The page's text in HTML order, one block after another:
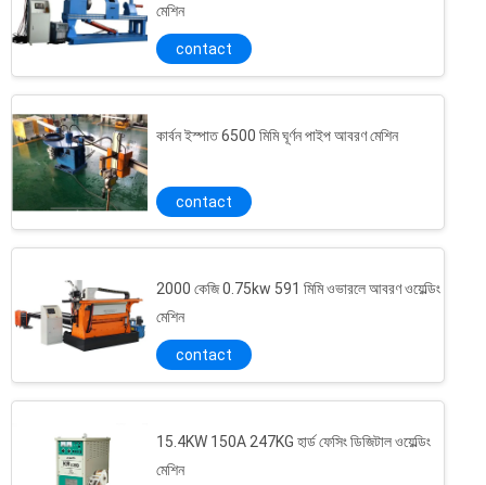
মেশিন
contact
কার্বন ইস্পাত 6500 মিমি ঘূর্ণন পাইপ আবরণ মেশিন
contact
2000 কেজি 0.75kw 591 মিমি ওভারলে আবরণ ওয়েল্ডিং
মেশিন
contact
15.4KW 150A 247KG হার্ড ফেসিং ডিজিটাল ওয়েল্ডিং
মেশিন